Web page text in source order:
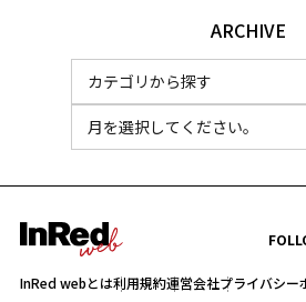
ARCHIVE
InRed webとは利用規約運営会社プライバシー